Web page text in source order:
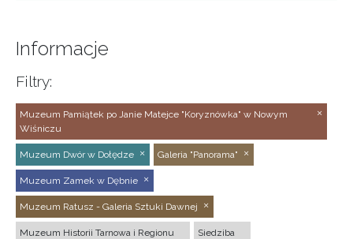
Informacje
Filtry:
Muzeum Pamiątek po Janie Matejce "Koryznówka" w Nowym
Wiśniczu
Muzeum Dwór w Dołędze Galeria "Panorama"
Muzeum Zamek w Dębnie
Muzeum Ratusz - Galeria Sztuki Dawnej
Muzeum Historii Tarnowa i Regionu Siedziba